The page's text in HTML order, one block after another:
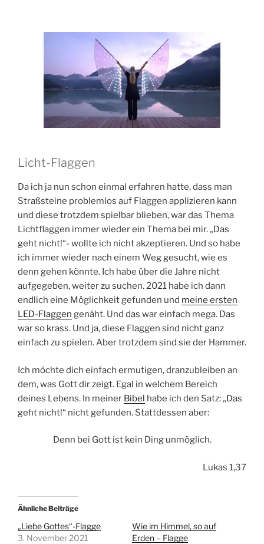
Licht-Flaggen
Da ich ja nun schon einmal erfahren hatte, dass man
Straßsteine problemlos auf Flaggen applizieren kann
und diese trotzdem spielbar blieben, war das Thema
Lichtflaggen immer wieder ein Thema bei mir. „Das
geht nicht!“- wollte ich nicht akzeptieren. Und so habe
ich immer wieder nach einem Weg gesucht, wie es
denn gehen könnte. Ich habe über die Jahre nicht
aufgegeben, weiter zu suchen. 2021 habe ich dann
endlich eine Möglichkeit gefunden und meine ersten
LED-Flaggen genäht. Und das war einfach mega. Das
war so krass. Und ja, diese Flaggen sind nicht ganz
einfach zu spielen. Aber trotzdem sind sie der Hammer.
Ich möchte dich einfach ermutigen, dranzubleiben an
dem, was Gott dir zeigt. Egal in welchem Bereich
deines Lebens. In meiner Bibel habe ich den Satz: „Das
geht nicht!“ nicht gefunden. Stattdessen aber:
Denn bei Gott ist kein Ding unmöglich.
Lukas 1,37
Ähnliche Beiträge
„Liebe Gottes“-Flagge
3. November 2021
Wie im Himmel, so auf
Erden – Flagge